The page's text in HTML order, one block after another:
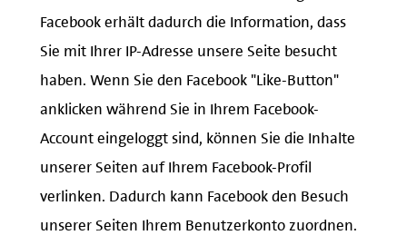
Facebook erhält dadurch die Information, dass
Sie mit Ihrer IP-Adresse unsere Seite besucht
haben. Wenn Sie den Facebook "Like-Button"
anklicken während Sie in Ihrem Facebook-
Account eingeloggt sind, können Sie die Inhalte
unserer Seiten auf Ihrem Facebook-Profil
verlinken. Dadurch kann Facebook den Besuch
unserer Seiten Ihrem Benutzerkonto zuordnen.